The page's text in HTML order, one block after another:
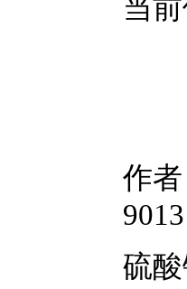
当
作
9013
硫